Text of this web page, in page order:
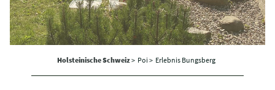
Holsteinische Schweiz> Poi > Erlebnis Bungsberg